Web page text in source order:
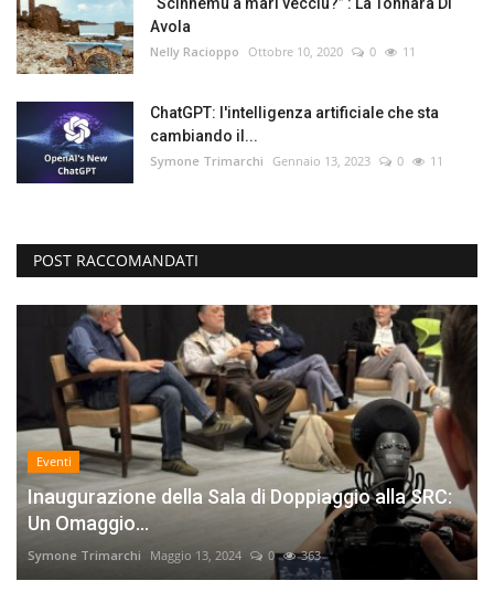
“Scinnemu a mari vecciu?” : La Tonnara Di
Avola
Nelly Racioppo Ottobre 10, 2020 0 11
ChatGPT: l'intelligenza artificiale che sta
cambiando il...
Symone Trimarchi Gennaio 13, 2023 0 11
POST RACCOMANDATI
Eventi
Inaugurazione della Sala di Doppiaggio alla SRC:
Un Omaggio...
Symone Trimarchi Maggio 13, 2024 0 363